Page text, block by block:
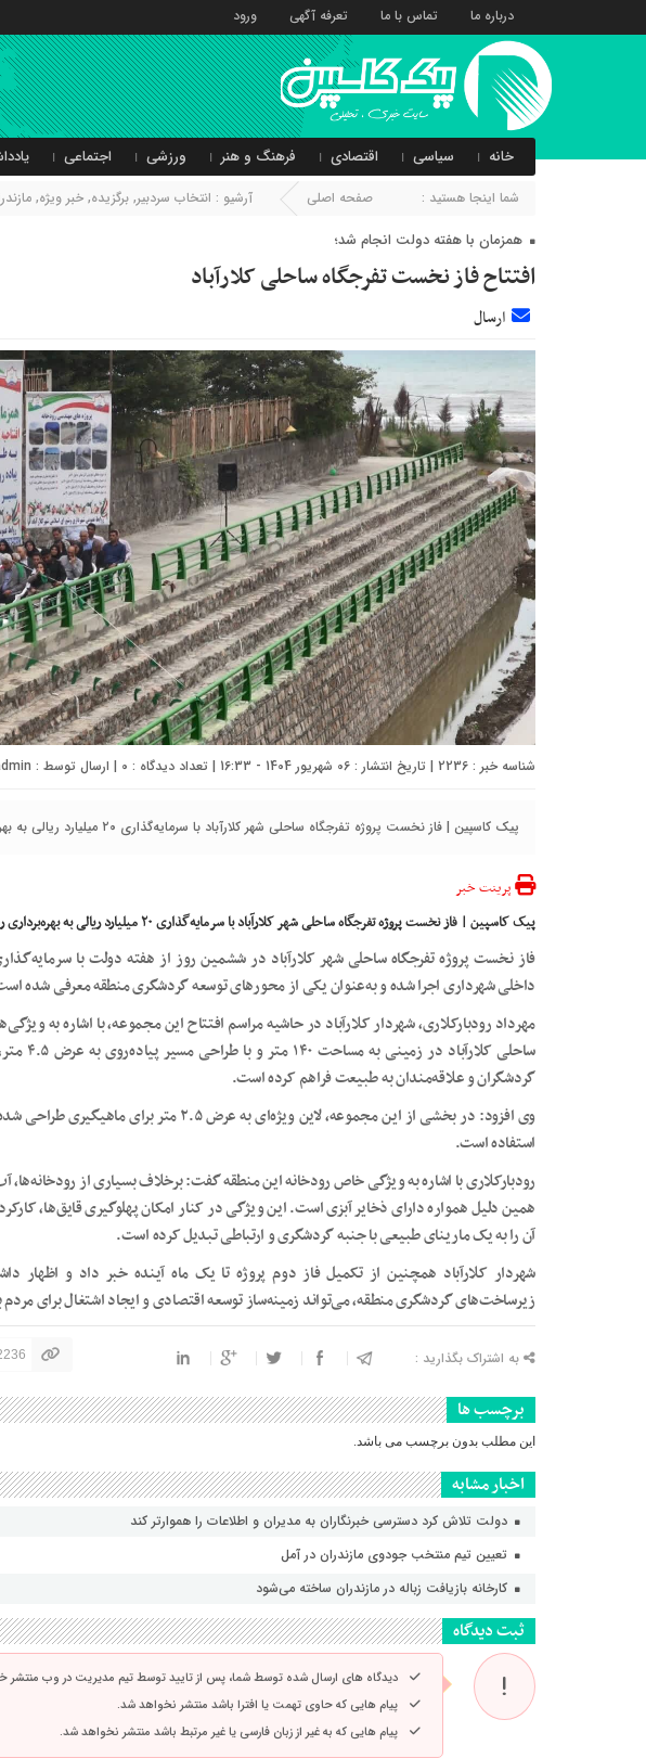
درباره ما تماس با ما تعرفه آگهی ورود
خانه سیاسی اقتصادی فرهنگ و هنر ورزشی اجتماعی
شما اینجا هستید : صفحه اصلی آرشیو : انتخاب سردبیر, برگزیده, خبر ویژه,
همزمان با هفته دولت انجام شد؛
افتتاح فاز نخست تفرجگاه ساحلی کلارآباد
ارسال
شناسه خبر : 2236 | تاریخ انتشار : 06 شهریور 1404 - 16:33 | تعداد دیدگاه : 0 | ارسال توسط :
پیک کاسپین | فاز نخست پروژه تفرجگاه ساحلی شهر کلارآباد با سرمایه‌گذاری ۲۰ میلیارد ریالی به بهره‌برداری رسید.
پرینت خبر
پیک کاسپین | فاز نخست پروژه تفرجگاه ساحلی شهر کلارآباد با سرمایه‌گذاری ۲۰ میلیارد ریالی به بهره‌برداری رسید.
داخلی شهرداری اجرا شده و به‌عنوان یکی از محورهای توسعه گردشگری منطقه معرفی شده
مهرداد رودبارکلاری، شهردار کلارآباد در حاشیه مراسم افتتاح این مجموعه، با اشاره به
ساحلی
گردشگران و علاقه‌مندان به طبیعت فراهم کرده است.
وی افزود: در بخشی از این مجموعه، لاین ویژه‌ای به عرض
استفاده است.
رودبارکلاری با اشاره به ویژگی خاص رودخانه این منطقه گفت: برخلاف بسیاری از
همین دلیل همواره دارای ذخایر آبزی است. این ویژگی در کنار امکان پهلوگیری قایق‌ها،
آن را به یک مارینای طبیعی با جنبه گردشگری و ارتباطی تبدیل کرده است.
شهردار کلارآباد همچنین از تکمیل فاز دوم پروژه تا یک ماه آینده خبر داد و اظهار
زیرساخت‌های گردشگری منطقه، می‌تواند زمینه‌ساز توسعه اقتصادی و ایجاد اشتغال برای
به اشتراک بگذارید :
برچسب ها
این مطلب بدون برچسب می باشد.
اخبار مشابه
دولت تلاش کرد دسترسی خبرنگاران به مدیران و اطلاعات را هموارتر کند
تعیین تیم منتخب جودوی مازندران در آمل
کارخانه بازیافت زباله در مازندران ساخته می‌شود
ثبت دیدگاه
دیدگاه های ارسال شده توسط شما، پس از تایید توسط تیم مدیریت در وب منتشر
پیام هایی که حاوی تهمت یا افترا باشد منتشر نخواهد شد.
پیام هایی که به غیر از زبان فارسی یا غیر مرتبط باشد منتشر نخواهد شد.